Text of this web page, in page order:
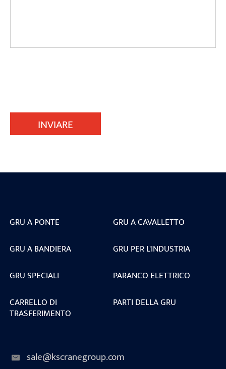
INVIARE
GRU A PONTE
GRU A CAVALLETTO
GRU A BANDIERA
GRU PER L'INDUSTRIA
GRU SPECIALI
PARANCO ELETTRICO
CARRELLO DI
TRASFERIMENTO
PARTI DELLA GRU
sale@kscranegroup.com